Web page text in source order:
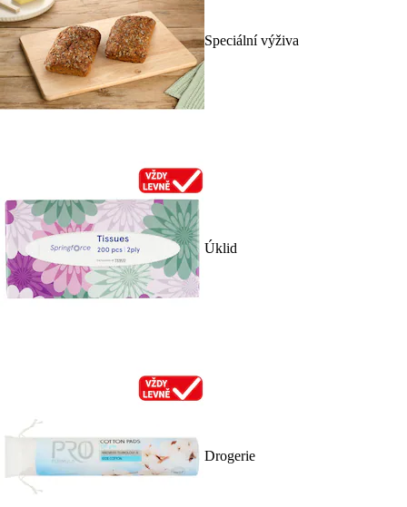
Speciální výživa
Úklid
Drogerie